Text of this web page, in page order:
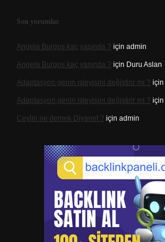
Son yorumlar
Angela Burgos kaç yaşında ? için admin
Angela Burgos kaç yaşında ? için Duru Aslan
Adaptasyon genin işleyişini değiştirir mi ? için
Adaptasyon genin işleyişini değiştirir mi ? için
Ceylin ne demek Diyanet ? için admin